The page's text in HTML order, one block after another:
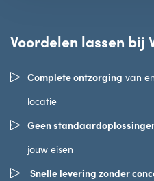
Voordelen lassen bij
Complete ontzorging van
locatie
Geen
jouw eisen
Snelle levering zonder